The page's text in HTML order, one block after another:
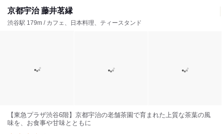
京都宇治 藤井茗縁
渋谷駅 179m / カフェ、日本料理、ティースタンド
【東急プラザ渋谷6階】京都宇治の老舗茶園で育まれた上質な茶葉の風
味を、お食事や甘味とともに